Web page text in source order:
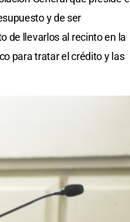
y de ser
de llevarlos al recinto en la
para tratar el crédito y las